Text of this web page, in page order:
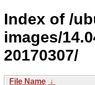
Index of /
images/
20170307/
File Name ↓